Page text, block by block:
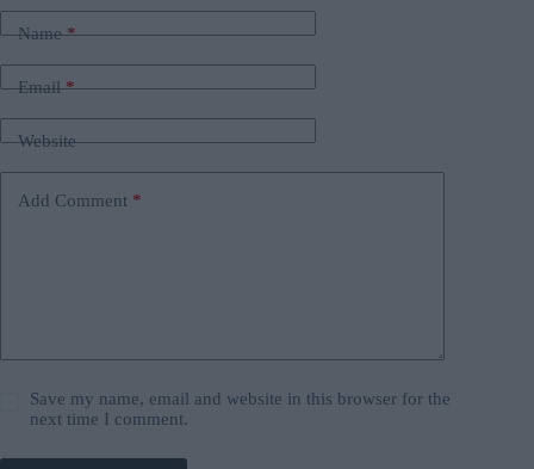
Name*
Email*
Website
Add Comment *
Save my name, email and website in this browser for the
next time I comment.